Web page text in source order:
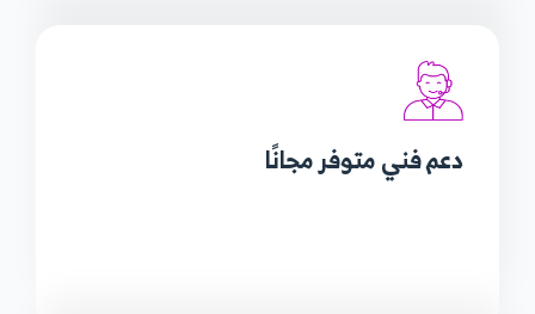
دعم فنيمتوفر مجانًا